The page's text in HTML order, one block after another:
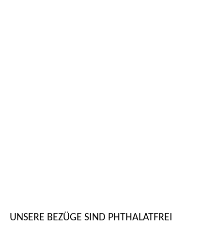
UNSERE BEZÜGE SIND PHTHALATFREI